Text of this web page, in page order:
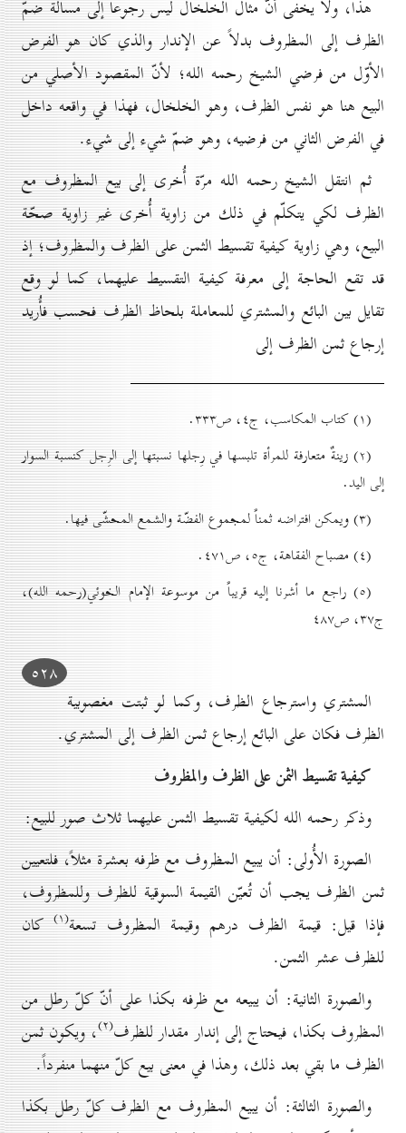
هذا، ولا يخفى أنّ مثال الخلخال ليس رجوعاً إلى مسألة ضمّ
الظرف إلى المظروف بدلاً عن الإندار والذي كان هو الفرض
الأوّل من فرضي الشيخ رحمه الله؛ لأنّ المقصود الأصلي من
البيع هنا هو نفس الظرف، وهو الخلخال، فهذا في واقعه داخل
في الفرض الثاني من فرضيه، وهو ضمّ شيء إلى شيء.
ثم انتقل الشيخ رحمه الله مرّة أُخرى إلى بيع المظروف مع
الظرف لكي يتكلّم في ذلك من زاوية أُخرى غير زاوية صحّة
البيع، وهي زاوية كيفية تقسيط الثمن على الظرف والمظروف؛ إذ
قد تقع الحاجة إلى معرفة كيفية التقسيط عليهما، كما لو وقع
تقايل بين البائع والمشتري للمعاملة بلحاظ الظرف فحسب فأُريد
إرجاع ثمن الظرف إلى
(۱) کتاب المكاسب، ج٤، ص۳۳۳.
(۲) زينةٌ متعارفة للمرأة تلبسها في رِجلها نسبتها إلى الرِجل كنسبة السوار
إلى اليد.
(۳) ويمكن افتراضه ثمناً لمجموع الفضّة والشمع المحشّى فيها.
(٤) مصباح الفقاهة، ج٥، ص٤۷۱.
(٥) راجع ما أشرنا إليه قريباً من موسوعة الإمام الخوئي(رحمه الله)،
ج۳۷، ص٤۸۷
٥۲۸
المشتري واسترجاع الظرف، وكما لو ثبتت مغصوبية
الظرف فكان على البائع إرجاع ثمن الظرف إلى المشتري.
کيفية تقسيط الثمن علی الظرف والمظروف
وذكر رحمه الله لكيفية تقسيط الثمن عليهما ثلاث صور للبيع:
الصورة الأُولى: أن يبيع المظروف مع ظرفه بعشرة مثلاً، فلتعيين
ثمن الظرف يجب أن تُعيّن القيمة السوقية للظرف وللمظروف،
فإذا قيل: قيمة الظرف درهم وقيمة المظروف تسعة(۱) كان
للظرف عشر الثمن.
والصورة الثانية: أن يبيعه مع ظرفه بكذا على أنّ كلّ رطل من
المظروف بكذا، فيحتاج إلى إندار مقدار للظرف(۲) ، ويكون ثمن
الظرف ما بقي بعد ذلك، وهذا في معنى بيع كلّ منهما منفرداً.
والصورة الثالثة: أن يبيع المظروف مع الظرف كلّ رطل بكذا